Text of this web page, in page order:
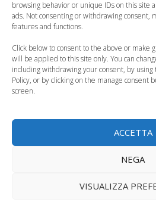
browsing behavior or unique IDs on this site
ads. Not consenting or withdrawing consent,
features and functions.
Click below to consent to the above or make
will be applied to this site only. You can
including withdrawing your consent, by using
Policy, or by clicking on the manage consent
screen.
ACCETTA
NEGA
VISUALIZZA
Quanto è giusto
ingrassare in
Il
fine
Tag
ceretta in gravidanza,come
La gravidanza tra verità e